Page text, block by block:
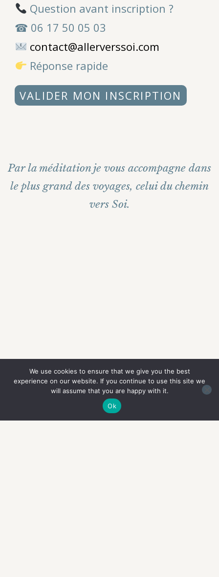
Question avant inscription ?
☎ 06 17 50 05 03
contact@allerverssoi.com
Réponse rapide
Par la méditation je vous accompagne dans
le plus grand des voyages, celui du chemin
vers Soi.
We use cookies to ensure that we give you the best
experience on our website. If you continue to use this site we
will assume that you are happy with it.
Ok